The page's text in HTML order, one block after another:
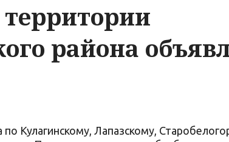
района
Кулагинскому, Лапазскому,